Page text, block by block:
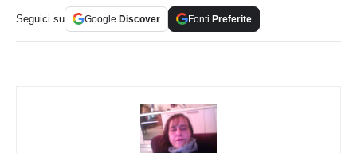
Seguici su Google Discover Fonti Preferite